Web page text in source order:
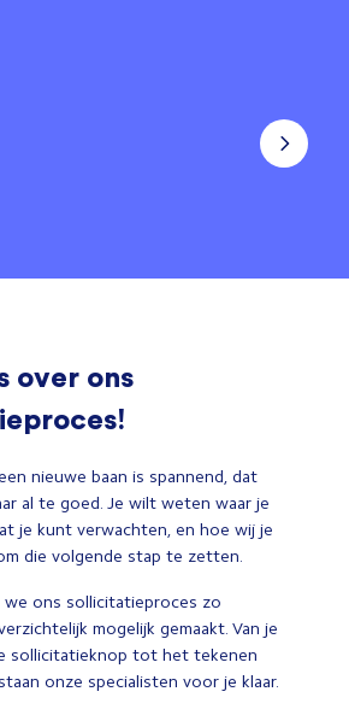
over ons
nieuwe baan is spannend, dat
al te goed. Je wilt weten waar je
je kunt verwachten, en hoe wij je
die volgende stap te zetten.
we ons sollicitatieproces zo
mogelijk gemaakt. Van je
sollicitatieknop tot het tekenen
onze specialisten voor je klaar.